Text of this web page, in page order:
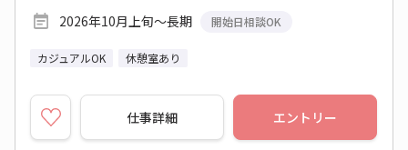
2026年10月上旬～長期
開始日相談OK
カジュアルOK 休憩室あり
仕事詳細 エントリー